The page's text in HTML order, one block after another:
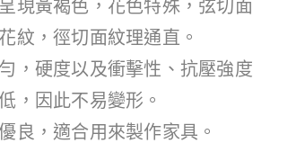
現黃褐色，花色特殊，弦切面
紋，徑切面紋理通直。
，硬度以及衝擊性、抗壓強度
，因此不易變形。
良，適合用來製作家具。